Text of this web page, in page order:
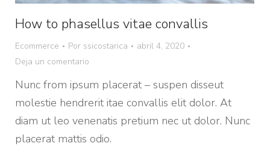
How to phasellus vitae convallis
Ecommerce Por ssicostarica
abril 4, 2020
Deja un comentario
Nunc from ipsum placerat – suspen disseut
molestie hendrerit itae convallis elit dolor. At
diam ut leo venenatis pretium nec ut dolor. Nunc
placerat mattis odio.